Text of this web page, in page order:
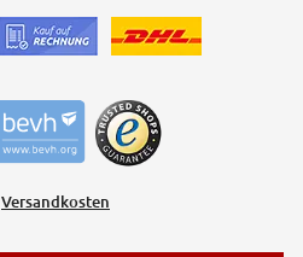
Versandkosten